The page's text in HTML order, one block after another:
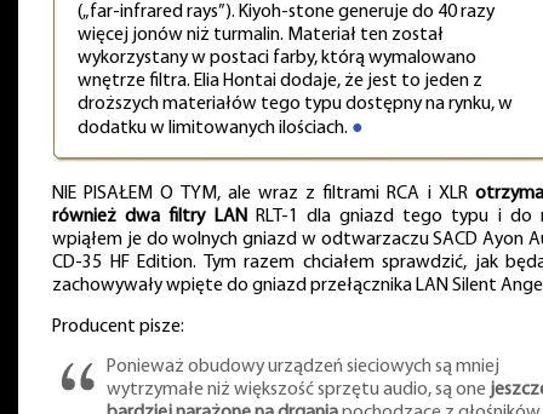
(„far-infrared rays”). Kiyoh-stone generuje do 40 razy
więcej jonów niż turmalin. Materiał ten został
wykorzystany w postaci farby, którą wymalowano
wnętrze filtra. Elia Hontai dodaje, że jest to jeden z
droższych materiałów tego typu dostępny na rynku, w
dodatku w limitowanych ilościach. ●
NIE PISAŁEM O TYM, ale wraz z filtrami RCA i XLR
również dwa filtry LAN RLT-1 dla gniazd tego typu i do
wpiąłem je do wolnych gniazd w odtwarzaczu SACD Ayon
CD-35 HF Edition. Tym razem chciałem sprawdzić, jak
zachowywały wpięte do gniazd przełącznika LAN Silent
Producent pisze:
Ponieważ obudowy urządzeń sieciowych są mniej
wytrzymałe niż większość sprzętu audio, są one